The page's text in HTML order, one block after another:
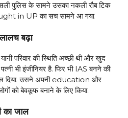
पुलिस के सामने उसका नकली रौब टिक
in UP का सच सामने आ गया.
बढ़ा
परिवार की स्थिति अच्छी थी और खुद
भी इंजीनियर है. फिर भी IAS बनने की
दिया. उसने अपनी education और
को बेवकूफ बनाने के लिए किया.
का जाल